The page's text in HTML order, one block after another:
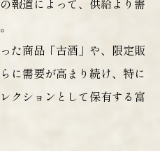
報道によって、供給より需
た商品「古酒」や、限定販
に需要が高まり続け、特に
クションとして保有する富